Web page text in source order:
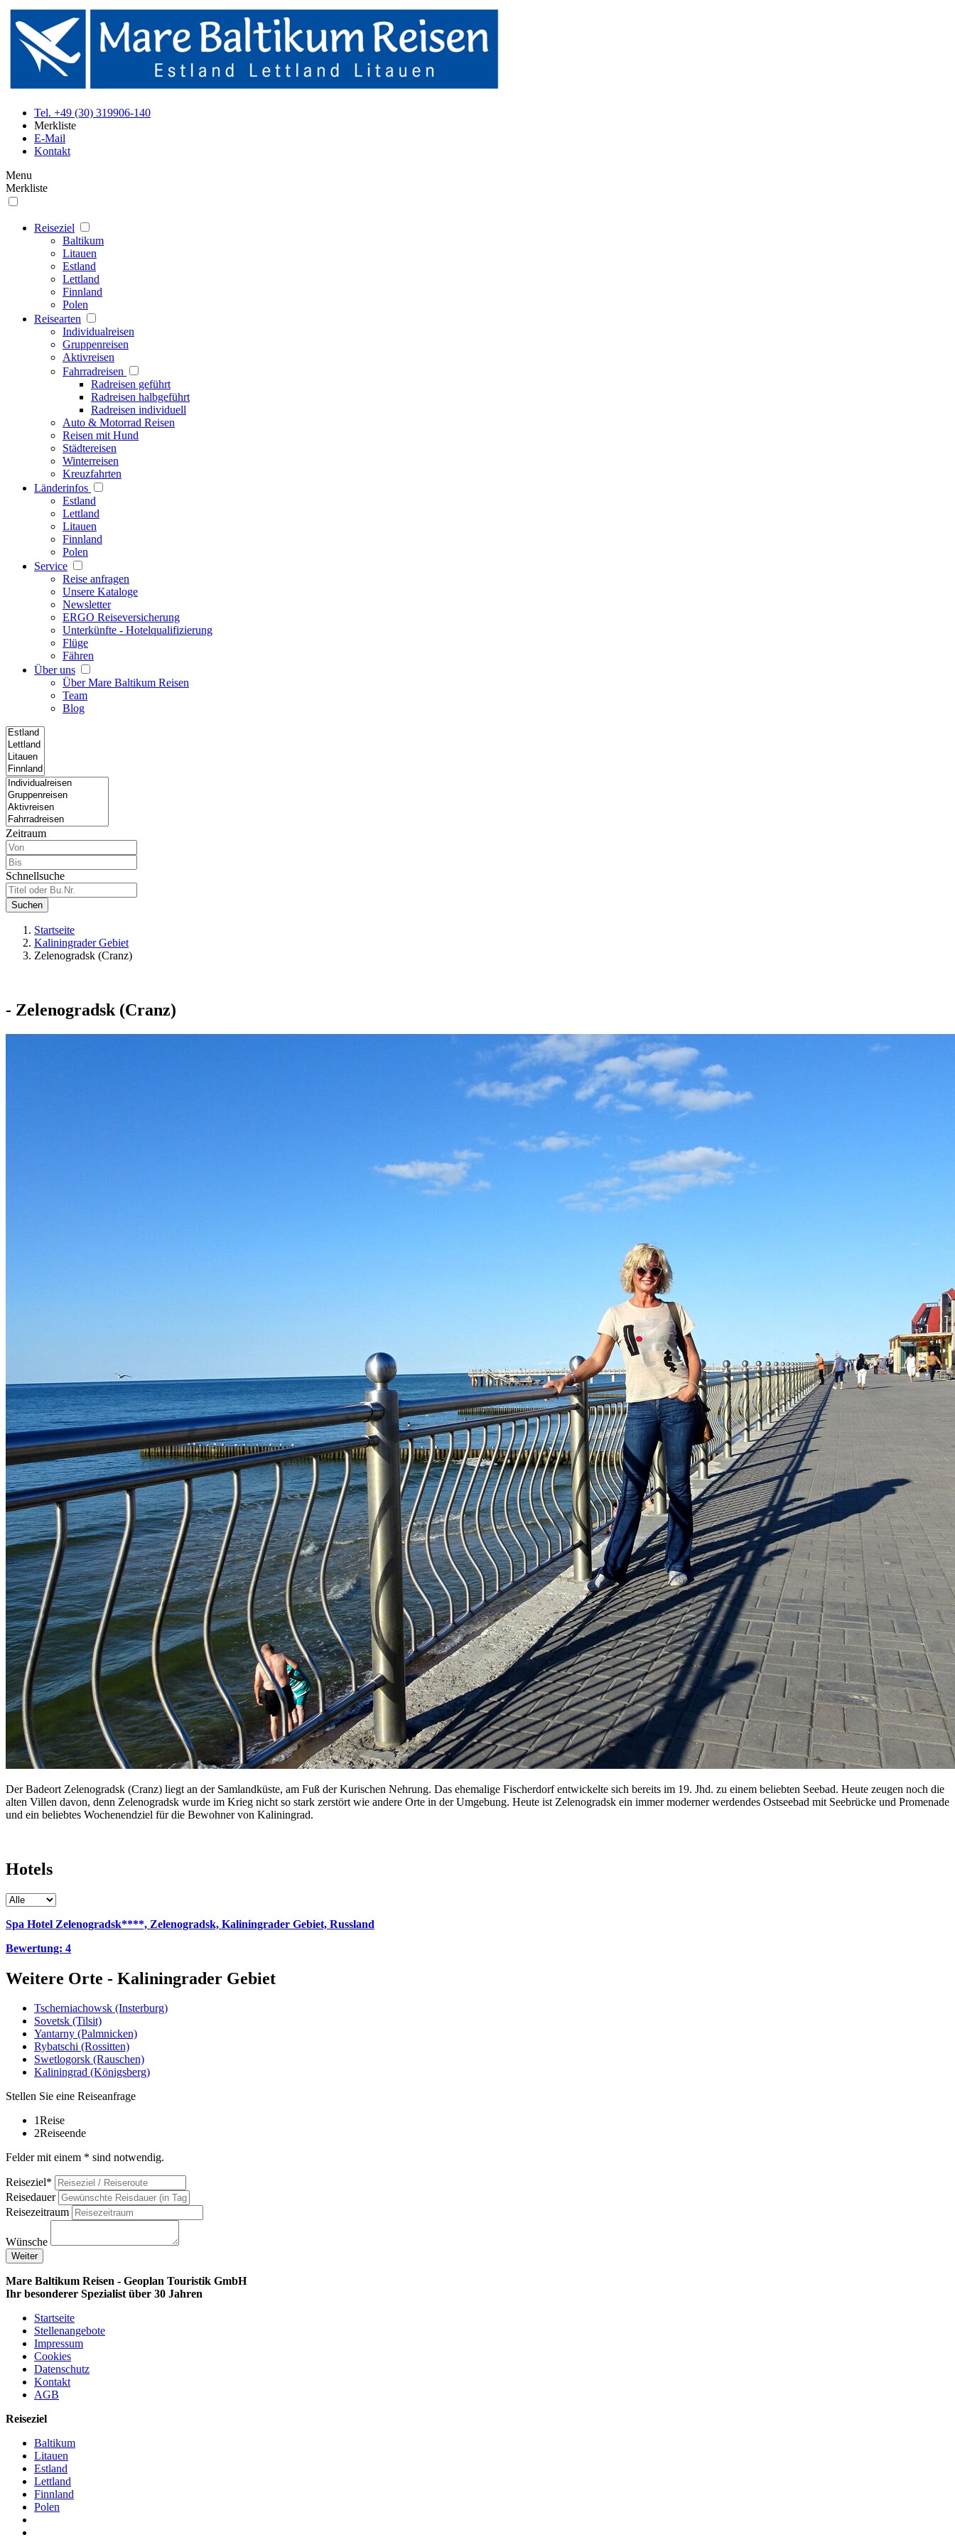
Tel. +49 (30) 319906-140
Merkliste
E-Mail
Kontakt
Menu
Merkliste
Reiseziel
Baltikum
Litauen
Estland
Lettland
Finnland
Polen
Reisearten
Individualreisen
Gruppenreisen
Aktivreisen
Fahrradreisen
Radreisen geführt
Radreisen halbgeführt
Radreisen individuell
Auto & Motorrad Reisen
Reisen mit Hund
Städtereisen
Winterreisen
Kreuzfahrten
Länderinfos
Estland
Lettland
Litauen
Finnland
Polen
Service
Reise anfragen
Unsere Kataloge
Newsletter
ERGO Reiseversicherung
Unterkünfte - Hotelqualifizierung
Flüge
Fähren
Über uns
Über Mare Baltikum Reisen
Team
Blog
Zeitraum
Schnellsuche
Suchen
Startseite
Kaliningrader Gebiet
Zelenogradsk (Cranz)
- Zelenogradsk (Cranz)
Der Badeort Zelenogradsk (Cranz) liegt an der Samlandküste, am Fuß der Kurischen Nehrung. Das ehemalige Fischerdorf entwickelte sich bereits im 19. Jhd. zu einem beliebten Seebad. Heute zeugen noch die
alten Villen davon, denn Zelenogradsk wurde im Krieg nicht so stark zerstört wie andere Orte in der Umgebung. Heute ist Zelenogradsk ein immer moderner werdendes Ostseebad mit Seebrücke und Promenade
und ein beliebtes Wochenendziel für die Bewohner von Kaliningrad.
Hotels
Spa Hotel Zelenogradsk****, Zelenogradsk, Kaliningrader Gebiet, Russland
Bewertung: 4
Weitere Orte - Kaliningrader Gebiet
Tscherniachowsk (Insterburg)
Sovetsk (Tilsit)
Yantarny (Palmnicken)
Rybatschi (Rossitten)
Swetlogorsk (Rauschen)
Kaliningrad (Königsberg)
Stellen Sie eine Reiseanfrage
1Reise
2Reiseende
Felder mit einem * sind notwendig.
Reiseziel*
Reisedauer
Reisezeitraum
Wünsche
Weiter
Mare Baltikum Reisen - Geoplan Touristik GmbH
Ihr besonderer Spezialist über 30 Jahren
Startseite
Stellenangebote
Impressum
Cookies
Datenschutz
Kontakt
AGB
Reiseziel
Baltikum
Litauen
Estland
Lettland
Finnland
Polen